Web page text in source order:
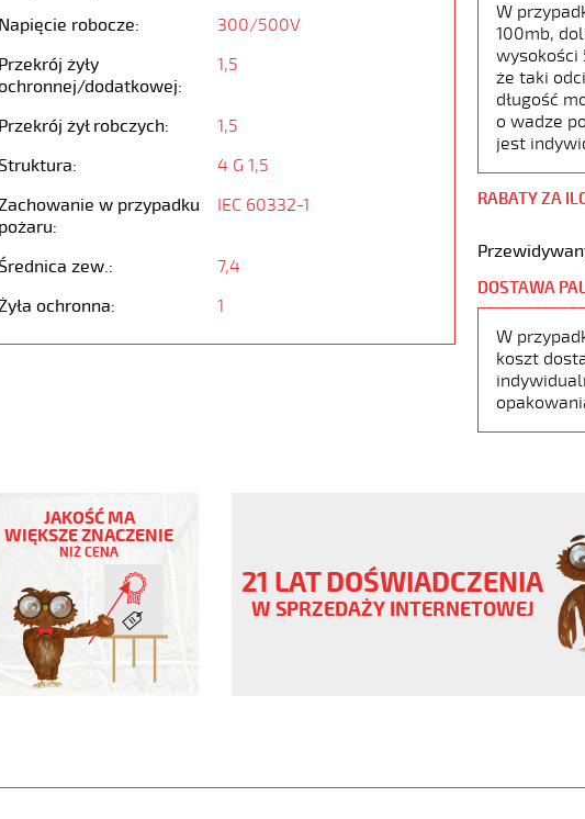
Napięcie robocze:
300/500V
Przekrój żyły
dodatkowej:
1,5
Przekrój żył robczych:
1,5
4 G 1,5
w przypadku
pożaru:
IEC 60332-1
zew.:
7,4
ochronna:
1
W
100mb,
wysokości
że taki
długość
o wadze
jest
RABATY ZA
DOSTAWA
W
koszt
500V
www.static.helukabel-
www.helukabel-
JAKOŚĆ MA
WIĘKSZE ZNACZENIE
NIŻ CENA
21 LAT DOŚWIADCZENIA
W SPRZEDAŻY INTERNETOWEJ